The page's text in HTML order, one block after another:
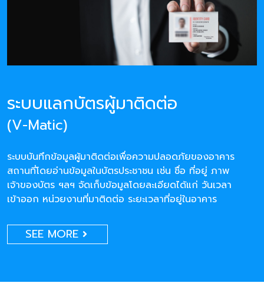
ระบบแลกบัตรผู้มาติดต่อ
(V-Matic)
ระบบบันทึกข้อมูลผู้มาติดต่อเพื่อความปลอดภัยของอาคาร
สถานที่โดยอ่านข้อมูลในบัตรประชาชน เช่น ชื่อ ที่อยู่ ภาพ
เจ้าของบัตร ฯลฯ จัดเก็บข้อมูลโดยละเอียดได้แก่ วันเวลา
เข้าออก หน่วยงานที่มาติดต่อ ระยะเวลาที่อยู่ในอาคาร
SEE MORE